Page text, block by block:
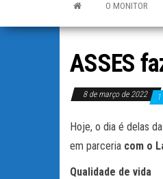
O MONITOR
ASSES
8 de março de 2022 1
Hoje, o dia é delas
em parceria com o
Qualidade de vida